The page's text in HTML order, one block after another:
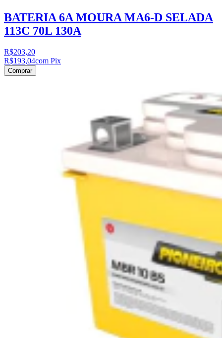
BATERIA 6A MOURA MA6-D SELADA
113C 70L 130A
R$203,20
R$193,04com Pix
Comprar